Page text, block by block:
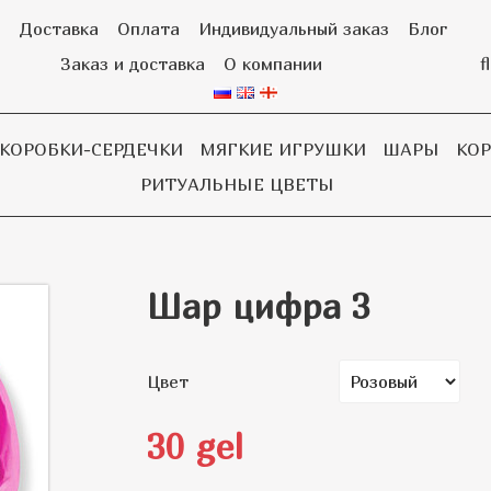
Доставка Оплата Индивидуальный заказ
Блог
Заказ и доставка
О компании
КОРОБКИ-СЕРДЕЧКИ МЯГКИЕ ИГРУШКИ ШАРЫ
РИТУАЛЬНЫЕ ЦВЕТЫ
Шар цифра 3
Цвет
30 gel